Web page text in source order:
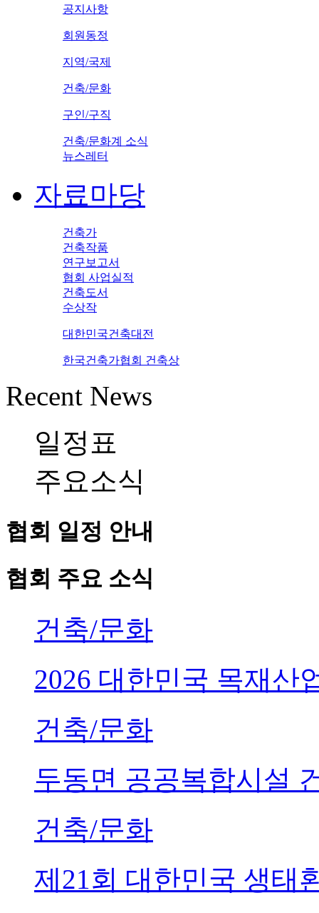
공지사항
회원동정
지역/국제
건축/문화
구인/구직
건축/문화계 소식
뉴스레터
자료마당
건축가
건축작품
연구보고서
협회 사업실적
건축도서
수상작
대한민국건축대전
한국건축가협회 건축상
Recent News
일정표
주요소식
협회 일정 안내
협회 주요 소식
건축/문화
2026 대한민국 목재산
건축/문화
두동면 공공복합시설
건축/문화
제21회 대한민국 생태